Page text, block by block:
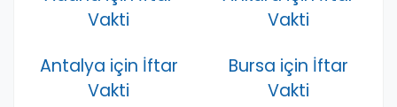
Vakti
Vakti
Antalya için İftar
Vakti
Bursa için İftar
Vakti